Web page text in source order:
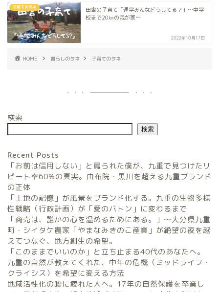
子育てのタネ
田舎の子育て「通学みんなどうしてる？」～中学
校まで20㎞の我が家～
2022年10月17日
HOME 暮らしのタネ 子育てのタネ
検索
検索
Recent Posts
「お前は信用しない」と罵られた僕が、九重で見つけたリ
ピート率60%の真実。由布院・黒川を超える九重ブランド
の正体
「土地の記憶」が風景をブランド化する。九重の生物多様
性戦略（行政計画）が「愛のバトン」に変わるまで
「商売は、誰かの心を温めるためにある。」〜大分県九重
町・シイタケ農家「やまなみきのこ産業」が絶望の夜を越
えてつなぐ、地方創生の希望。
「このままでいいのか」と立ち止まる40代のあなたへ。
九重の自然が教えてくれた、中年の危機（ミッドライフ・
クライシス）を希望に変える方法
地域活性化の嘘に疲れた人へ。17年の自然保護を卒業し
農家民宿FarmStay
暮らしと農のタネLifeStyle
観光地域づくりタネ
TourismDevelopment